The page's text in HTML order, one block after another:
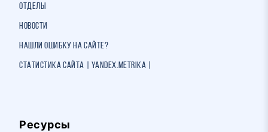
Отделы
Новости
Нашли ошибку на сайте?
Статистика сайта | Yandex.Metrika |
Ресурсы